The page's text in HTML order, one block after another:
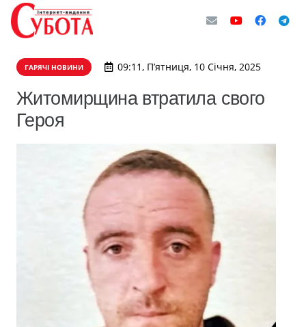
ГАРЯЧІ НОВИНИ 09:11, П’ятниця, 10 Січня, 2025
Житомирщина втратила свого
Героя